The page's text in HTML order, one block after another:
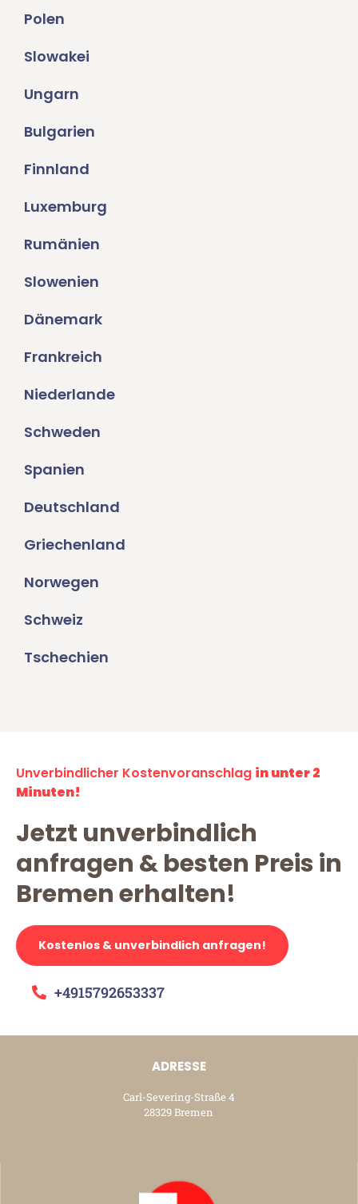
Polen
Slowakei
Ungarn
Bulgarien
Finnland
Luxemburg
Rumänien
Slowenien
Dänemark
Frankreich
Niederlande
Schweden
Spanien
Deutschland
Griechenland
Norwegen
Schweiz
Tschechien
Unverbindlicher Kostenvoranschlag in unter 2
Minuten!
Jetzt unverbindlich
anfragen & besten Preis in
Bremen erhalten!
Kostenlos & unverbindlich anfragen!
+4915792653337
ADRESSE
Carl-Severing-Straße 4
28329 Bremen